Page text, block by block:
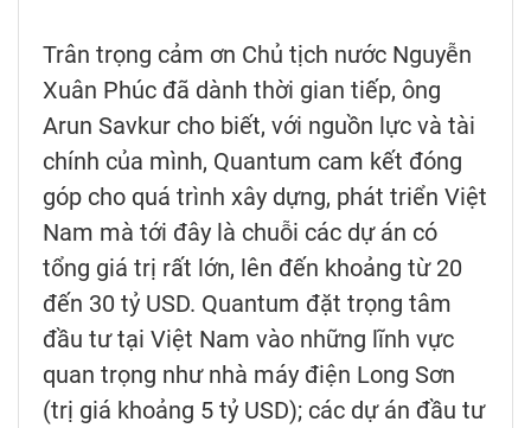
Trân trọng cảm ơn Chủ tịch nước Nguyễn
Xuân Phúc đã dành thời gian tiếp, ông
Arun Savkur cho biết, với nguồn lực và tài
chính của mình, Quantum cam kết đóng
góp cho quá trình xây dựng, phát triển Việt
Nam mà tới đây là chuỗi các dự án có
tổng giá trị rất lớn, lên đến khoảng từ 20
đến 30 tỷ USD. Quantum đặt trọng tâm
đầu tư tại Việt Nam vào những lĩnh vực
quan trọng như nhà máy điện Long Sơn
(trị giá khoảng 5 tỷ USD); các dự án đầu tư